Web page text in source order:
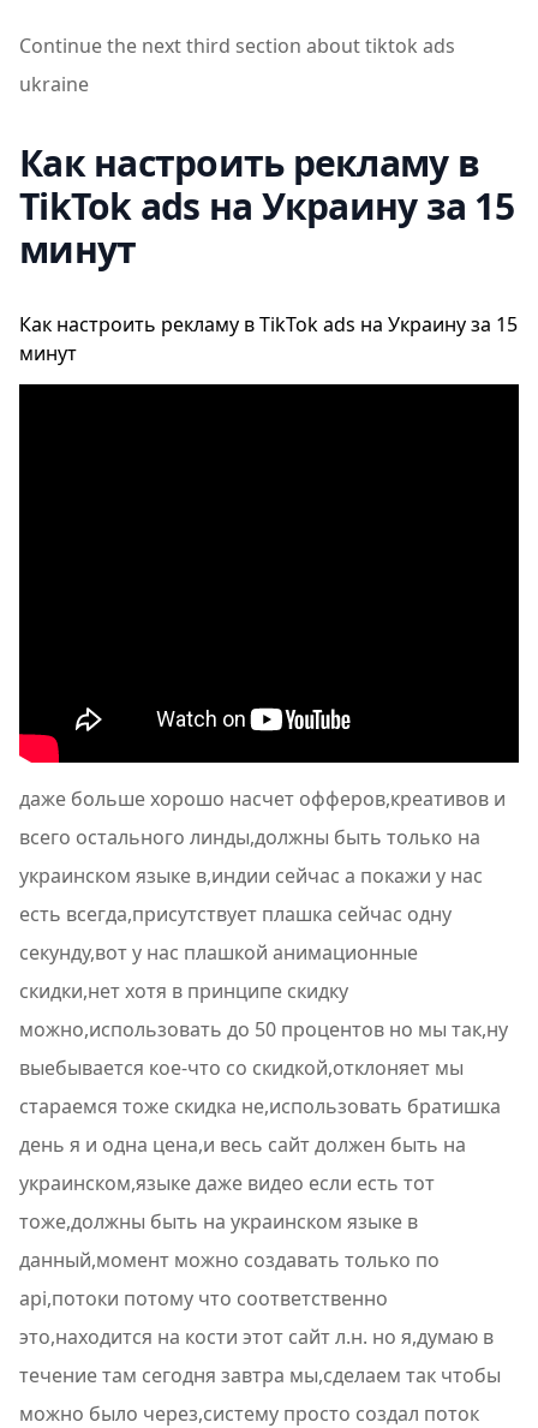
Continue the next third section about tiktok ads
ukraine
Как настроить рекламу в
TikTok ads на Украину за 15
минут
Как настроить рекламу в TikTok ads на Украину за 15
минут
даже больше хорошо насчет офферов,креативов и
всего остального линды,должны быть только на
украинском языке в,индии сейчас а покажи у нас
есть всегда,присутствует плашка сейчас одну
секунду,вот у нас плашкой анимационные
скидки,нет хотя в принципе скидку
можно,использовать до 50 процентов но мы так,ну
выебывается кое-что со скидкой,отклоняет мы
стараемся тоже скидка не,использовать братишка
день я и одна цена,и весь сайт должен быть на
украинском,языке даже видео если есть тот
тоже,должны быть на украинском языке в
данный,момент можно создавать только по
api,потоки потому что соответственно
это,находится на кости этот сайт л.н. но я,думаю в
течение там сегодня завтра мы,сделаем так чтобы
можно было через,систему просто создал поток